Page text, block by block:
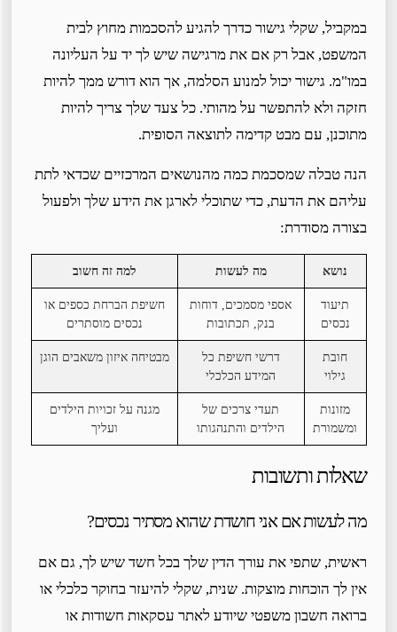
במקביל, שקלי גישור כדרך להגיע להסכמות מחוץ לבית
המשפט, אבל רק אם את מרגישה שיש לך יד על העליונה
במו"מ. גישור יכול למנוע הסלמה, אך הוא דורש ממך להיות
חזקה ולא להתפשר על מהותי. כל צעד שלך צריך להיות
מתוכנן, עם מבט קדימה לתוצאה הסופית.
הנה טבלה שמסכמת כמה מהנושאים המרכזיים שכדאי לתת
עליהם את הדעת, כדי שתוכלי לארגן את הידע שלך ולפעול
בצורה מסודרת:
נושא מה לעשות למה זה חשוב
תיעוד
נכסים
אספי מסמכים, דוחות
בנק, תכתובות
חשיפת הברחת כספים או
נכסים מוסתרים
חובת
גילוי
דרשי חשיפת כל
המידע הכלכלי
מבטיחה איזון משאבים הוגן
מזונות
ומשמורת
תעדי צרכים של
הילדים והתנהגותו
מגנה על זכויות הילדים
ועליך
שאלות ותשובות
מה לעשות אם אני חושדת שהוא מסתיר נכסים?
ראשית, שתפי את עורך הדין שלך בכל חשד שיש לך, גם אם
אין לך הוכחות מוצקות. שנית, שקלי להיעזר בחוקר כלכלי או
ברואה חשבון משפטי שיודע לאתר עסקאות חשודות או